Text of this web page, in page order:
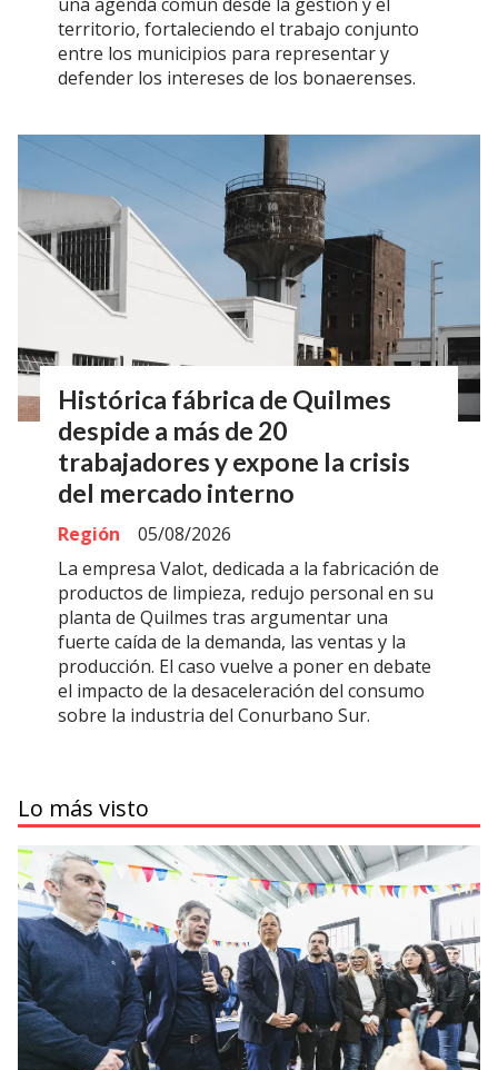
territorio, fortaleciendo el trabajo conjunto
entre los municipios para representar y
defender los intereses de los bonaerenses.
Histórica fábrica de Quilmes
despide a más de 20
trabajadores y expone la crisis
del mercado interno
Región
05/08/2026
La empresa Valot, dedicada a la fabricación de
productos de limpieza, redujo personal en su
planta de Quilmes tras argumentar una
fuerte caída de la demanda, las ventas y la
producción. El caso vuelve a poner en debate
el impacto de la desaceleración del consumo
sobre la industria del Conurbano Sur.
Lo más visto